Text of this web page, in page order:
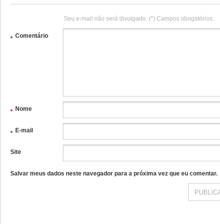
Seu e-mail não será divulgado. (*) Campos obrigatórios.
Comentário
*
Nome
*
E-mail
*
Site
Salvar meus dados neste navegador para a próxima vez que eu comentar.